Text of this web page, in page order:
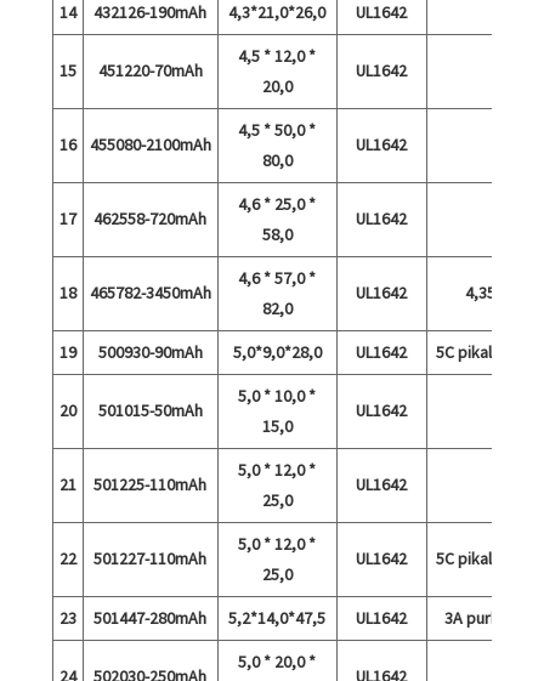
14
432126-190mAh 4,3*21,0*26,0 UL1642
15 451220-70mAh
4,5 * 12,0 *
20,0
UL1642
16 455080-2100mAh
4,5 * 50,0 *
80,0
UL1642
17 462558-720mAh
4,6 * 25,0 *
58,0
UL1642
18 465782-3450mAh
4,6 * 57,0 *
82,0
UL1642 4,35V
19 500930-90mAh 5,0*9,0*28,0 UL1642 5C pikalataus
20 501015-50mAh
5,0 * 10,0 *
15,0
UL1642
21 501225-110mAh
5,0 * 12,0 *
25,0
UL1642
22 501227-110mAh
5,0 * 12,0 *
25,0
UL1642 5C pikalataus
23 501447-280mAh 5,2*14,0*47,5 UL1642 3A purkaus
24 502030-250mAh
5,0 * 20,0 *
UL1642